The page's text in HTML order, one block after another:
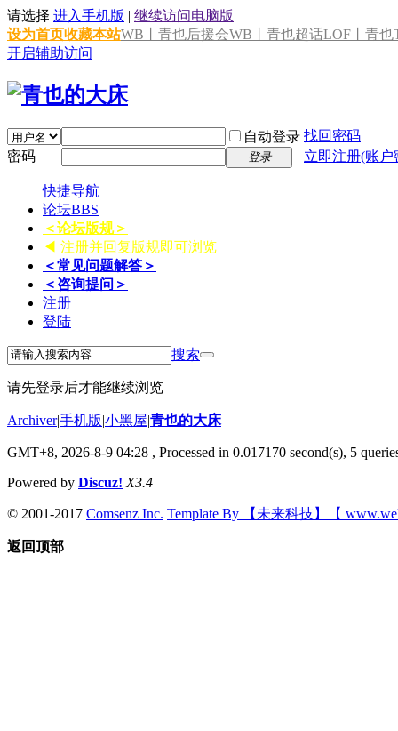
请选择 进入手机版 | 继续访问电脑版
设为首页收藏本站WB丨青也后援会WB丨青也超话LOF丨青也
开启辅助访问
自动登录 找回密码
密码
登录 立即注册(账
快捷导航
论坛BBS
＜论坛版规＞
◀ 注册并回复版规即可浏览
＜常见问题解答＞
＜咨询提问＞
注册
登陆
搜索
请先登录后才能继续浏览
Archiver|手机版|小黑屋|青也的大床
GMT+8, 2026-8-9 04:28 , Processed in 0.017170 second(s), 5
Powered by Discuz! X3.4
© 2001-2017 Comsenz Inc. Template By 【未来科技】【
返回顶部